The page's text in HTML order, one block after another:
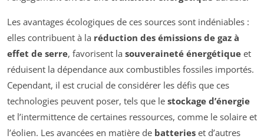
Les avantages écologiques de ces sources sont indéniables :
elles contribuent à la réduction des émissions de gaz à
effet de serre, favorisent la souveraineté énergétique et
réduisent la dépendance aux combustibles fossiles importés.
Cependant, il est crucial de considérer les défis que ces
technologies peuvent poser, tels que le stockage d’énergie
et l’intermittence de certaines ressources, comme le solaire et
l’éolien. Les avancées en matière de batteries et d’autres